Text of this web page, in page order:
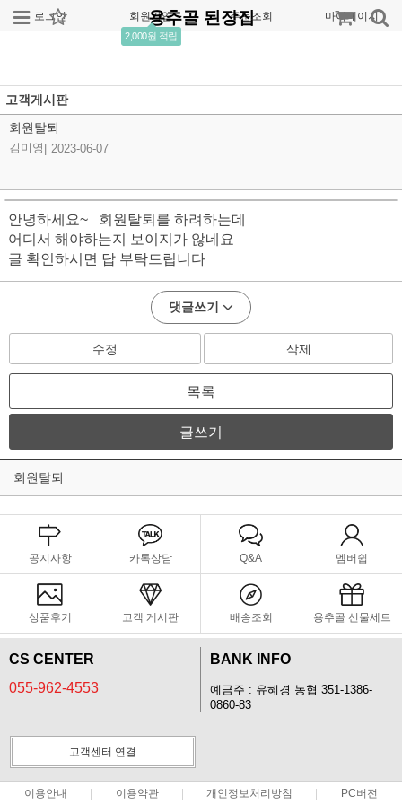
로그인 회원가입
2,000원 적립
주문조회 마이페이지
용추골 된장집
고객게시판
회원탈퇴
김미영 2023-06-07
안녕하세요~ 회원탈퇴를 하려하는데
어디서 해야하는지 보이지가 않네요
글 확인하시면 답 부탁드립니다
댓글쓰기
수정 삭제
목록
글쓰기
회원탈퇴
공지사항 카톡상담 Q&A 멤버쉽
상품후기 고객 게시판 배송조회 용추골 선물세트
CS CENTER
055-962-4553
BANK INFO
예금주 : 유혜경 농협 351-1386-
0860-83
고객센터 연결
이용안내 이용약관 개인정보처리방침 PC버전